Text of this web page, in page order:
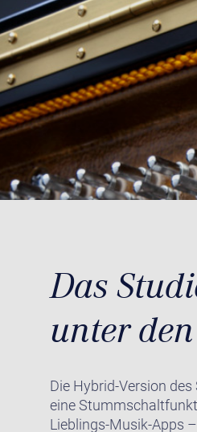
Das
unter
Die Hybrid-Version
eine
Lieblings-Musik-Apps